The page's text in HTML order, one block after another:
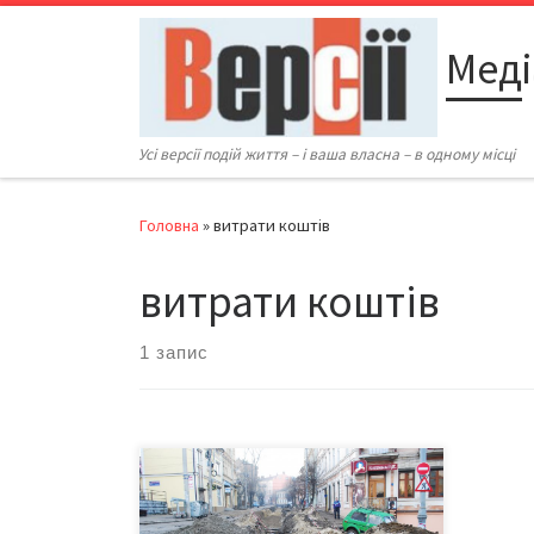
Перейти до вмісту
Усі версії подій життя – і ваша власна – в одному місці
Головна »витрати коштів
витрати коштів
1 запис
Цього тижня міністр
інфраструктури України Максим
Бурбак із робочим візитом відвідав